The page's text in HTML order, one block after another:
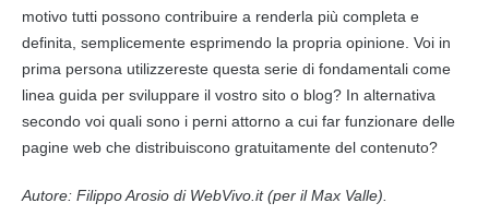
motivo tutti possono contribuire a renderla più completa e
definita, semplicemente esprimendo la propria opinione. Voi in
prima persona utilizzereste questa serie di fondamentali come
linea guida per sviluppare il vostro sito o blog? In alternativa
secondo voi quali sono i perni attorno a cui far funzionare delle
pagine web che distribuiscono gratuitamente del contenuto?
Autore: Filippo Arosio di WebVivo.it (per il Max Valle).